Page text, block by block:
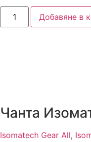
Добавяне в
Чанта
Isomatech Gear All,